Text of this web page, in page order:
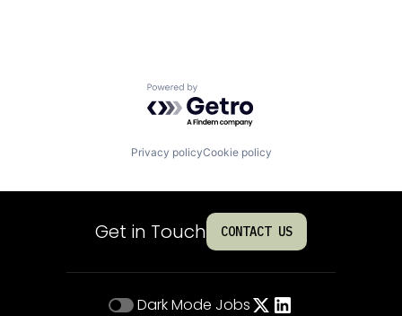
Powered by Getro.com
Privacy policyCookie policy
Get in Touch CONTACT US
Dark Mode Jobs